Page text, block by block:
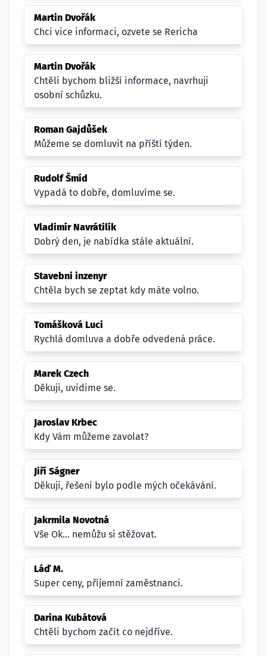
Martin Dvořák
Chci vice informaci, ozvete se Rericha
Martin Dvořák
Chtěli bychom bližší informace, navrhuji
osobní schůzku.
Roman Gajdůšek
Můžeme se domluvit na příští týden.
Rudolf Šmíd
Vypadá to dobře, domluvíme se.
Vladimír Navrátilík
Dobrý den, je nabídka stále aktuální.
Stavebni inzenyr
Chtěla bych se zeptat kdy máte volno.
Tomášková Luci
Rychlá domluva a dobře odvedená práce.
Marek Czech
Děkuji, uvidime se.
Jaroslav Krbec
Kdy Vám můžeme zavolat?
Jiří Ságner
Děkuji, řešení bylo podle mých očekávání.
Jakrmila Novotná
Vše Ok... nemůžu si stěžovat.
Láď M.
Super ceny, příjemní zaměstnanci.
Darina Kubátová
Chtěli bychom začít co nejdříve.